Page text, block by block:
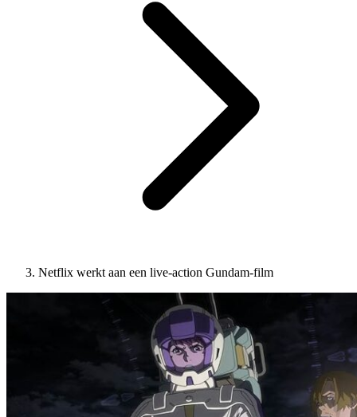
Netflix werkt aan een live-action Gundam-film